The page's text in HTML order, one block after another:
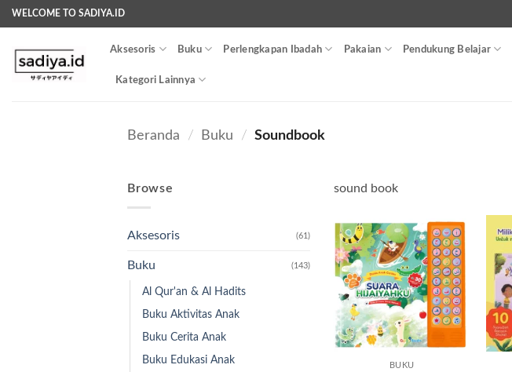
Skip
to
content
WELCOME TO SADIYA.ID
Aksesoris Buku Perlengkapan Ibadah Pakaian Pendukung Belajar
Kategori Lainnya
Beranda / Buku / Soundbook
Browse
Aksesoris (61)
Buku (143)
Al Qur'an & Al Hadits
Buku Aktivitas Anak
Buku Cerita Anak
Buku Edukasi Anak
sound book
Add to
wishlist
BUKU